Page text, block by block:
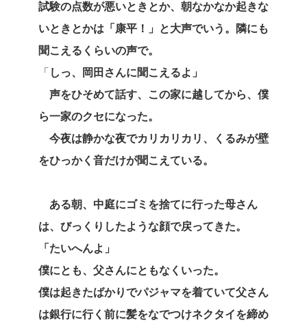
試験の点数が悪いときとか、朝なかなか起きな
いときとかは「康平！」と大声でいう。隣にも
聞こえるくらいの声で。
「 しっ、岡田さんに聞こえるよ」
声をひそめて話す、この家に越してから、僕
ら一家のクセになった。
今夜は静かな夜でカリカリカリ、くるみが壁
をひっかく音だけが聞こえている。
ある朝、中庭にゴミを捨てに行った母さん
は、びっくりしたような顔で戻ってきた。
「たいへんよ」
僕にとも、父さんにともなくいった。
僕は起きたばかりでパジャマを着ていて父さん
は銀行に行く前に髪をなでつけネクタイを締め